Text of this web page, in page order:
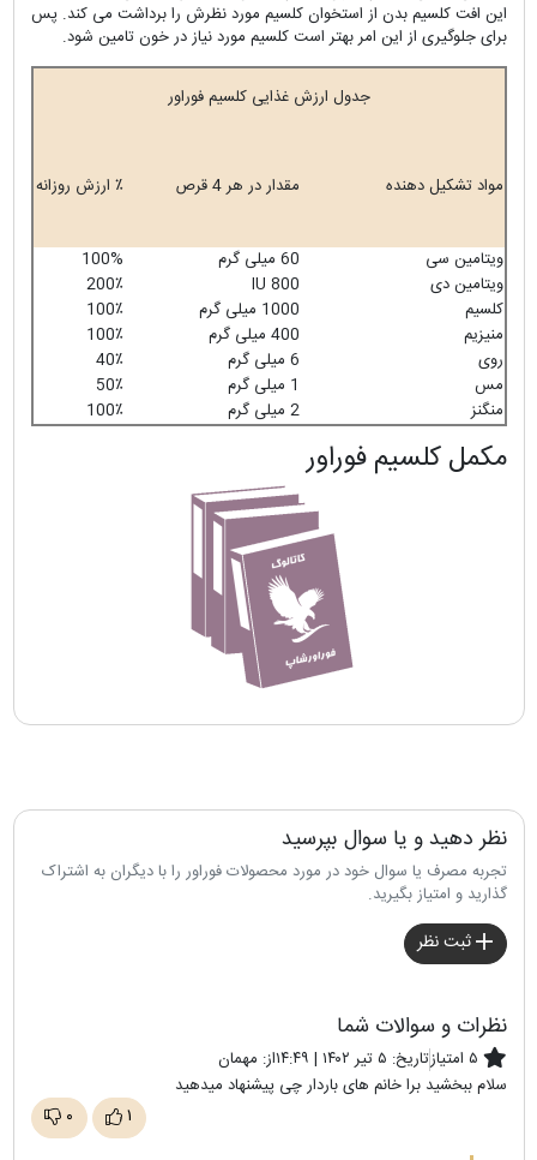
این افت کلسیم بدن از استخوان کلسیم مورد نظرش را برداشت می کند. پس
برای جلوگیری از این امر بهتر است کلسیم مورد نیاز در خون تامین شود.
جدول ارزش غذایی کلسیم فوراور
مواد تشکیل دهنده مقدار در هر 4 قرص ٪ ارزش روزانه
ویتامین سی 60 میلی گرم
100%
ویتامین دی
800 IU
200٪
کلسیم
1000 میلی گرم
100٪
منیزیم
400 میلی گرم
100٪
روی
6 میلی گرم
40٪
مس
1 میلی گرم
50٪
منگنز
2 میلی گرم 100٪
مکمل کلسیم فوراور
نظر دهید و یا سوال بپرسید
تجربه مصرف یا سوال خود در مورد محصولات فوراور را با دیگران به اشتراک
گذارید و امتیاز بگیرید.
ثبت نظر
نظرات و سوالات شما
۵ امتیاز تاریخ: ۵ تیر ۱۴۰۲ | ۱۴:۴۹ از: مهمان
سلام ببخشید برا خانم های باردار چی پیشنهاد میدهید
۱ ۰